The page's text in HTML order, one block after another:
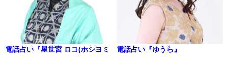
電話占い『星世宮 ロコ(ホシヨミ
電話占い『ゆうら』